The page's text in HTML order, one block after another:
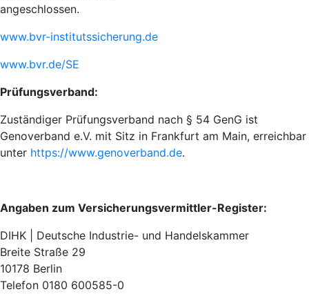
angeschlossen.
www.bvr-institutssicherung.de
www.bvr.de/SE
Prüfungsverband:
Zuständiger Prüfungsverband nach § 54 GenG ist
Genoverband e.V. mit Sitz in Frankfurt am Main, erreichbar
unter https://www.genoverband.de.
Angaben zum Versicherungsvermittler-Register:
DIHK | Deutsche Industrie- und Handelskammer
Breite Straße 29
10178 Berlin
Telefon 0180 600585-0